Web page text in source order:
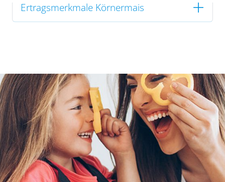
Ertragsmerkmale Körnermais